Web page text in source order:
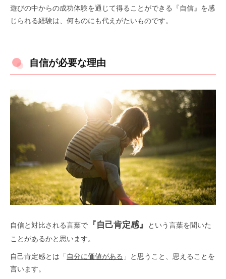
遊びの中からの成功体験を通じて得ることができる『自信』を感
じられる経験は、何ものにも代えがたいものです。
自信が必要な理由
自信と対比される言葉で 『自己肯定感』
という言葉を聞いた
ことがあるかと思います。
自己肯定感とは「 自分に価値がある 」と思うこと、思えることを
言います。